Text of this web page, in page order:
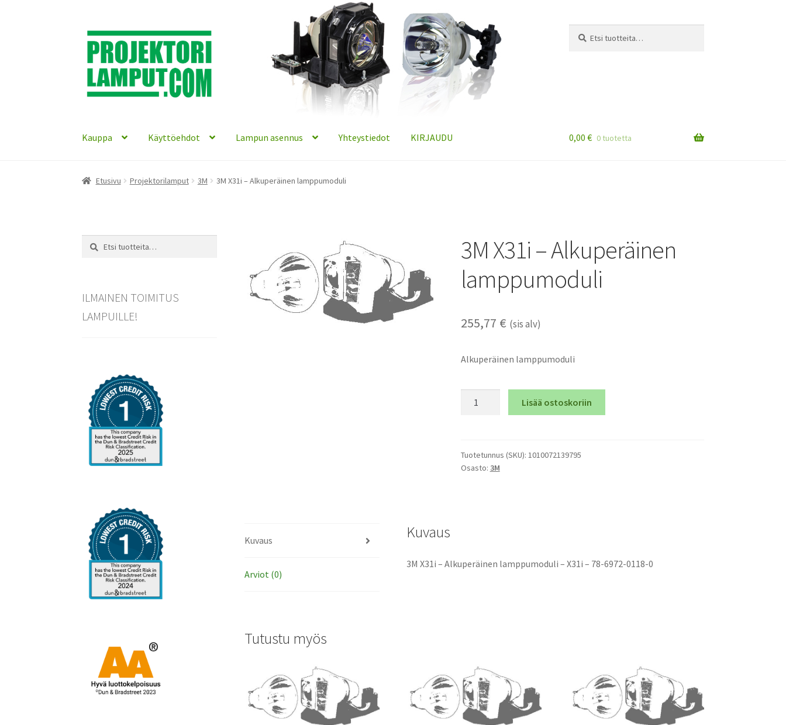
Siirry
navigointiin
Siirry
sisältöön
Kauppa Käyttöehdot Lampun asennus Yhteystiedot KIRJAUDU 0,00 € 0 tuotetta
Etusivu Projektorilamput 3M 3M X31i – Alkuperäinen lamppumoduli
3M X31i – Alkuperäinen
lamppumoduli
255,77 € (sis alv)
Alkuperäinen lamppumoduli
lamppumoduli
määrä
Lisää ostoskoriin
Tuotetunnus (SKU): 1010072139795
Osasto: 3M
Kuvaus
Arviot (0)
Kuvaus
3M X31i – Alkuperäinen lamppumoduli – X31i – 78-6972-0118-0
Tutustu myös
Etsi:
Haku
ILMAINEN TOIMITUS
LAMPUILLE!